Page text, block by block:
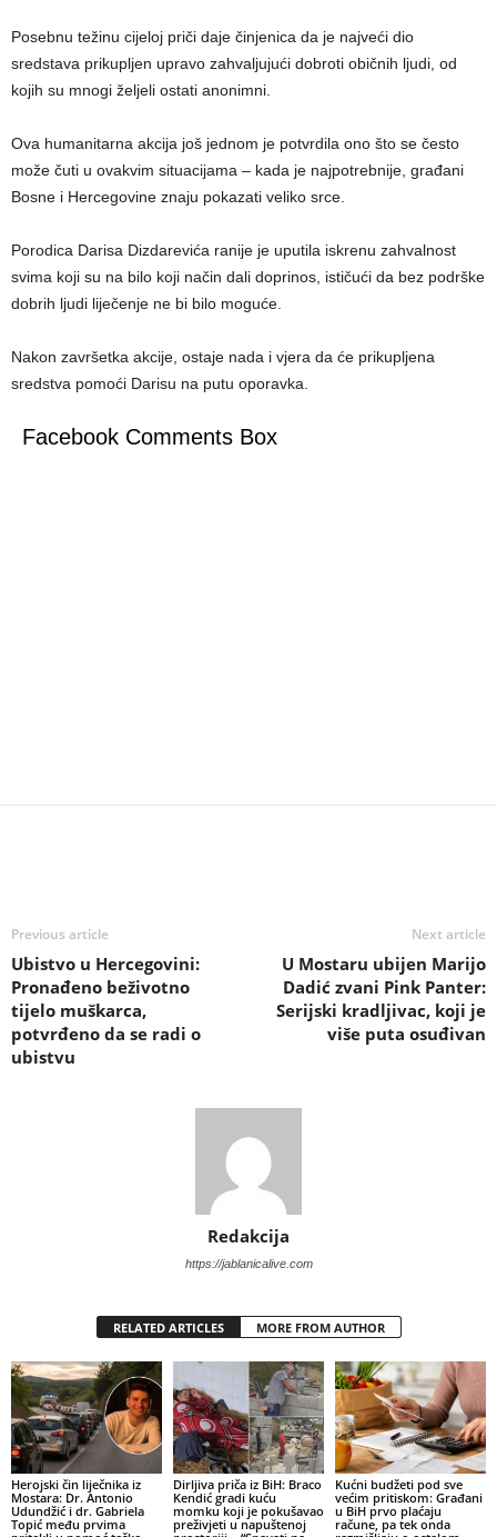
Posebnu težinu cijeloj priči daje činjenica da je najveći dio
sredstava prikupljen upravo zahvaljujući dobroti običnih ljudi, od
kojih su mnogi željeli ostati anonimni.
Ova humanitarna akcija još jednom je potvrdila ono što se često
može čuti u ovakvim situacijama – kada je najpotrebnije, građani
Bosne i Hercegovine znaju pokazati veliko srce.
Porodica Darisa Dizdarevića ranije je uputila iskrenu zahvalnost
svima koji su na bilo koji način dali doprinos, ističući da bez podrške
dobrih ljudi liječenje ne bi bilo moguće.
Nakon završetka akcije, ostaje nada i vjera da će prikupljena
sredstva pomoći Darisu na putu oporavka.
Facebook Comments Box
Previous article
Ubistvo u Hercegovini:
Pronađeno beživotno
tijelo muškarca,
potvrđeno da se radi o
ubistvu
Next article
U Mostaru ubijen Marijo
Dadić zvani Pink Panter:
Serijski kradljivac, koji je
više puta osuđivan
Redakcija
https://jablanicalive.com
RELATED ARTICLES MORE FROM AUTHOR
Herojski čin liječnika iz
Mostara: Dr. Antonio
Udundžić i dr. Gabriela
Topić među prvima
Dirljiva priča iz BiH: Braco
Kendić gradi kuću
momku koji je pokušavao
preživjeti u napuštenoj
Kućni budžeti pod sve
većim pritiskom: Građani
u BiH prvo plaćaju
račune, pa tek onda